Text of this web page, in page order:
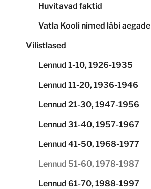
Huvitavad faktid
Vatla Kooli nimed läbi aegade
Vilistlased
Lennud 1-10, 1926-1935
Lennud 11-20, 1936-1946
Lennud 21-30, 1947-1956
Lennud 31-40, 1957-1967
Lennud 41-50, 1968-1977
Lennud 51-60, 1978-1987
Lennud 61-70, 1988-1997